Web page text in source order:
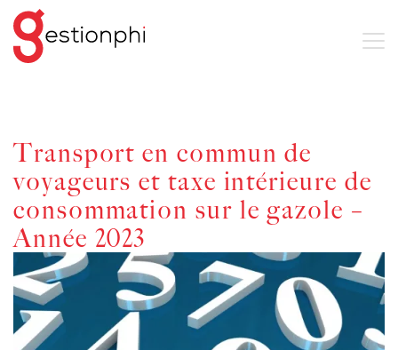
Transport en commun de
voyageurs et taxe intérieure de
consommation sur le gazole –
Année 2023